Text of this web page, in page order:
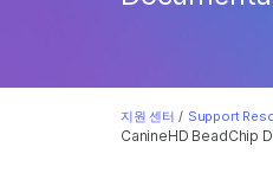
CanineHD BeadChip
지원 센터 / Support